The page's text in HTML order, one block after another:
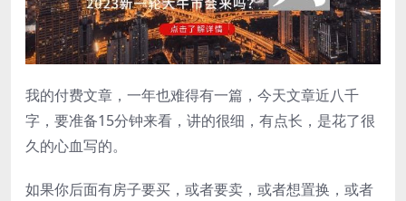
我的付费文章，一年也难得有一篇，今天文章近八千
字，要准备15分钟来看，讲的很细，有点长，是花了很
久的心血写的。
如果你后面有房子要买，或者要卖，或者想置换，或者